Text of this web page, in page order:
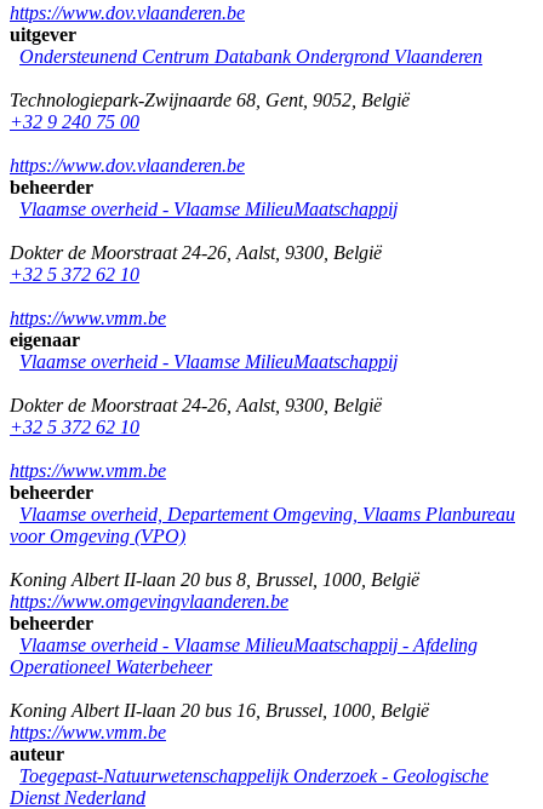
https://www.dov.vlaanderen.be
uitgever
Ondersteunend Centrum Databank Ondergrond Vlaanderen
Technologiepark-Zwijnaarde 68 Gent, 9052 België
+32 9 240 75 00
https://www.dov.vlaanderen.be
beheerder
Vlaamse overheid - Vlaamse MilieuMaatschappij
Dokter de Moorstraat 24-26 Aalst, 9300 België
+32 5 372 62 10
https://www.vmm.be
eigenaar
Vlaamse overheid - Vlaamse MilieuMaatschappij
Dokter de Moorstraat 24-26 Aalst, 9300 België
+32 5 372 62 10
https://www.vmm.be
beheerder
Vlaamse overheid, Departement Omgeving, Vlaams Planbureau
voor Omgeving (VPO)
Koning Albert II-laan 20 bus 8 Brussel 1000 België
https://www.omgevingvlaanderen.be
beheerder
Vlaamse overheid - Vlaamse MilieuMaatschappij - Afdeling
Operationeel Waterbeheer
Koning Albert II-laan 20 bus 16 Brussel 1000 België
https://www.vmm.be
auteur
Toegepast-Natuurwetenschappelijk Onderzoek - Geologische
Dienst Nederland